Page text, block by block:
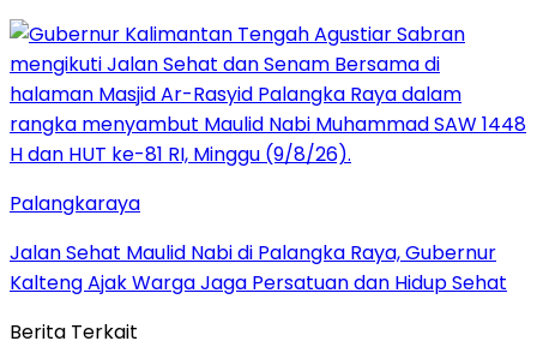
Palangkaraya
Jalan Sehat Maulid Nabi di Palangka Raya, Gubernur
Kalteng Ajak Warga Jaga Persatuan dan Hidup Sehat
Berita Terkait